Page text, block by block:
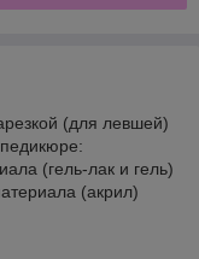
(для левшей)
(гель-лак и гель)
(акрил)